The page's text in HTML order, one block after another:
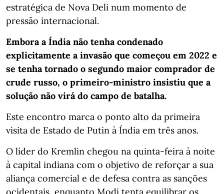
estratégica de Nova Deli num momento de
pressão internacional.
Embora a Índia não tenha condenado
explicitamente a invasão que começou em 2022 e
se tenha tornado o segundo maior comprador de
crude russo, o primeiro-ministro insistiu que a
solução não virá do campo de batalha.
Este encontro marca o ponto alto da primeira
visita de Estado de Putin à Índia em três anos.
O líder do Kremlin chegou na quinta-feira à noite
à capital indiana com o objetivo de reforçar a sua
aliança comercial e de defesa contra as sanções
ocidentais, enquanto Modi tenta equilibrar os